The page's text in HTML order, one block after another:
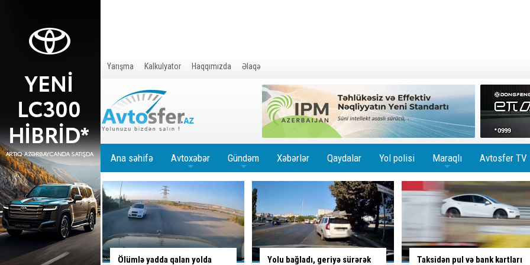
Yarışma Kalkulyator Haqqımızda Əlaqə
Ana səhifə Avtoxəbər Gündəm Xəbərlər Qaydalar Yol polisi Maraqlı Avtosfer TV
qalan yolda
Yolu bağladı, geriyə sürərək
Taksidən pul və bank kartları
Sumqayıtda avtomobil təmiri